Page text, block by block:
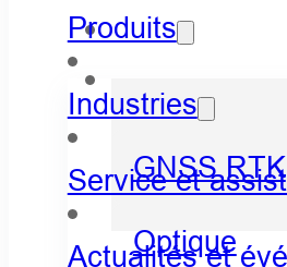
Produits
GNSS RTK
Optique
Industries
Service et
Actualités et